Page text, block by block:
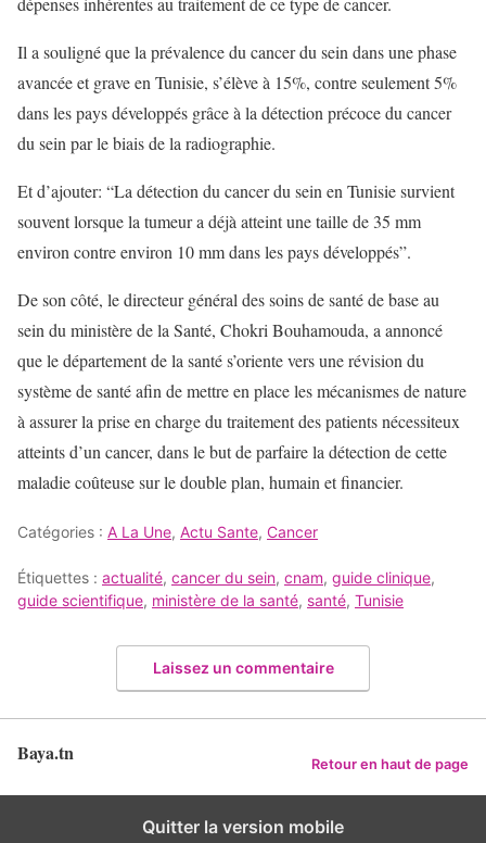
Il a souligné que la prévalence du cancer du sein dans une phase
avancée et grave en Tunisie, s’élève à 15%, contre seulement 5%
dans les pays développés grâce à la détection précoce du cancer
du sein par le biais de la radiographie.
Et d’ajouter: “La détection du cancer du sein en Tunisie survient
souvent lorsque la tumeur a déjà atteint une taille de 35 mm
environ contre environ 10 mm dans les pays développés”.
De son côté, le directeur général des soins de santé de base au
sein du ministère de la Santé, Chokri Bouhamouda, a annoncé
que le département de la santé s’oriente vers une révision du
système de santé afin de mettre en place les mécanismes de nature
à assurer la prise en charge du traitement des patients nécessiteux
atteints d’un cancer, dans le but de parfaire la détection de cette
maladie coûteuse sur le double plan, humain et financier.
Catégories : A La Une, Actu Sante, Cancer
Étiquettes : actualité, cancer du sein, cnam, guide clinique,
guide scientifique, ministère de la santé, santé, Tunisie
Laissez un commentaire
Baya.tn Retour en haut de page
Quitter la version mobile